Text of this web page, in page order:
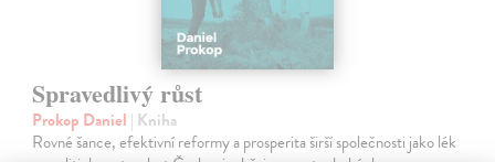
Spravedlivý růst
Prokop Daniel | Kniha
Rovné šance, efektivní reformy a prosperita širší společnosti jako lék